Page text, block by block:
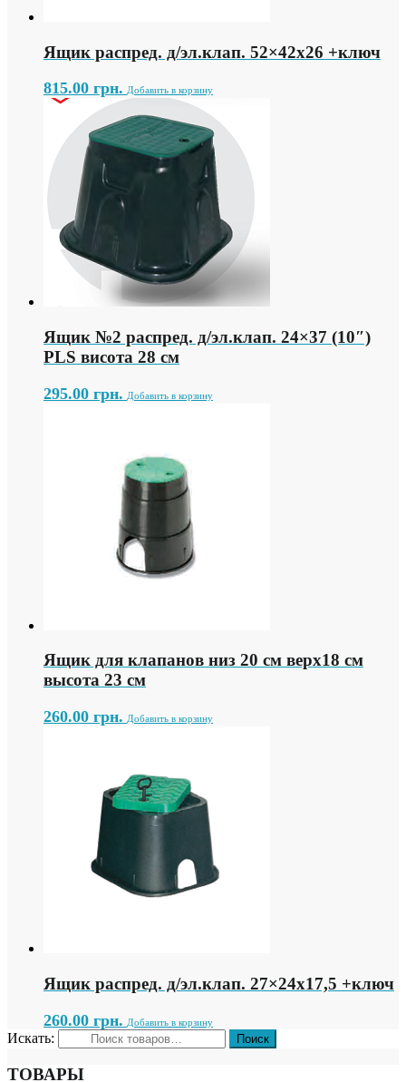
Ящик распред. д/эл.клап. 52×42х26 +ключ
815.00 грн. Добавить в корзину
Ящик №2 распред. д/эл.клап. 24×37 (10″)
PLS висота 28 см
295.00 грн. Добавить в корзину
Ящик для клапанов низ 20 см верх18 см
высота 23 см
260.00 грн. Добавить в корзину
Ящик распред. д/эл.клап. 27×24х17,5 +ключ
260.00 грн. Добавить в корзину
Искать:
ТОВАРЫ